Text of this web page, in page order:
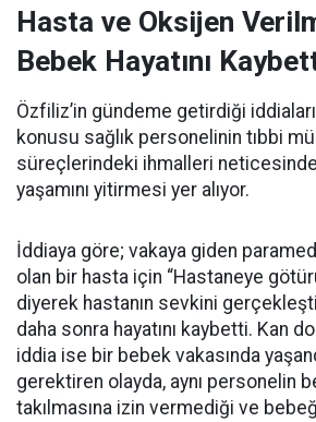
Hasta ve Oksijen
Bebek Hayatını
Özfiliz’in gündeme getirdiği
konusu sağlık personelinin tıbbi
süreçlerindeki ihmalleri neticesinde
yaşamını yitirmesi yer alıyor.
İddiaya göre; vakaya giden
olan bir hasta için “Hastaneye
diyerek hastanın sevkini
daha sonra hayatını kaybetti. Kan
iddia ise bir bebek vakasında
gerektiren olayda, aynı personelin
takılmasına izin vermediği ve